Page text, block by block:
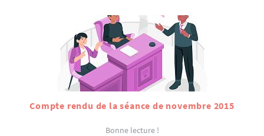
Compte rendu de la séance de novembre 2015
Bonne lecture !